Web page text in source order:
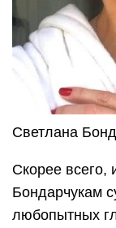
Светлана
Скорее всего,
Бондарчукам
любопытных